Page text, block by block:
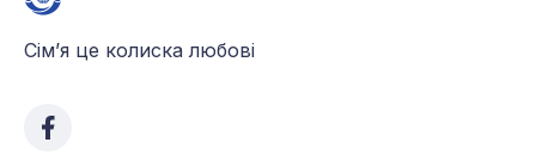
Сім’я це колиска любові